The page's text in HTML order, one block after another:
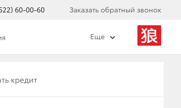
60-00-60 Заказать обратный звонок
консультацию по кредиту
кредит
Еще